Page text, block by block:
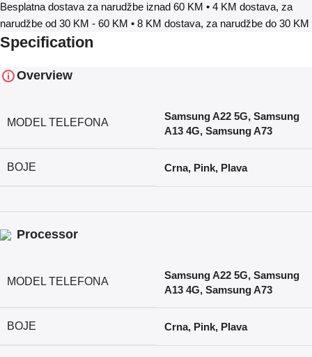
Besplatna dostava za narudžbe iznad 60 KM • 4 KM dostava, za
narudžbe od 30 KM - 60 KM • 8 KM dostava, za narudžbe do 30 KM
Specification
Overview
MODEL TELEFONA
Samsung A22 5G, Samsung
A13 4G, Samsung A73
BOJE Crna, Pink, Plava
Processor
MODEL TELEFONA
Samsung A22 5G, Samsung
A13 4G, Samsung A73
BOJE Crna, Pink, Plava